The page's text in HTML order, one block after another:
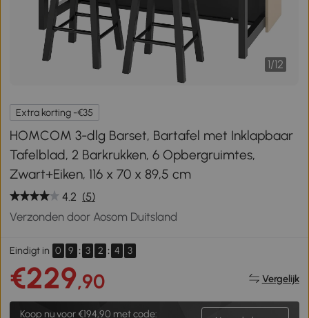
1/12
Extra korting -€35
HOMCOM 3-dlg Barset, Bartafel met Inklapbaar
Tafelblad, 2 Barkrukken, 6 Opbergruimtes,
Zwart+Eiken, 116 x 70 x 89,5 cm
4.2 (5)
Verzonden door Aosom Duitsland
Eindigt in 0 9 : 3 2 : 4 3
€229,90 Vergelijk
Koop nu voor €194,90 met code: